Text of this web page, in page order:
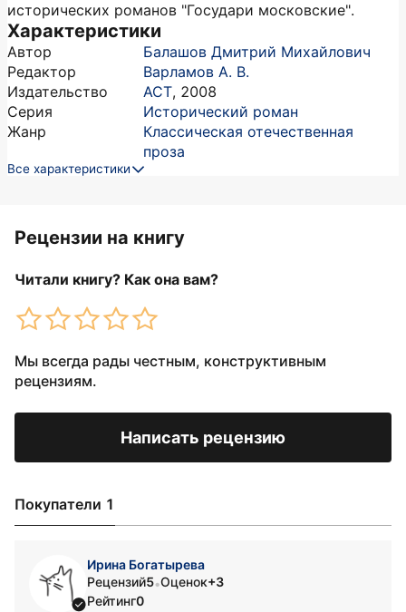
исторических романов "Государи московские".
Характеристики
Автор
Балашов Дмитрий Михайлович
Редактор
Варламов А. В.
Издательство
АСТ, 2008
Серия
Исторический роман
Жанр
Классическая отечественная
проза
Все характеристики
Рецензии на книгу
Читали книгу? Как она вам?
Мы всегда рады честным, конструктивным
рецензиям.
Написать рецензию
Покупатели 1
Ирина Богатырева
Рецензий5•Оценок+3
Рейтинг0